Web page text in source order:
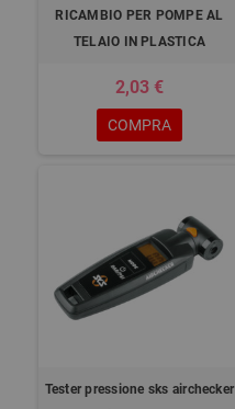
RICAMBIO PER POMPE AL
TELAIO IN PLASTICA
2,03 €
COMPRA
Tester pressione sks airchecker